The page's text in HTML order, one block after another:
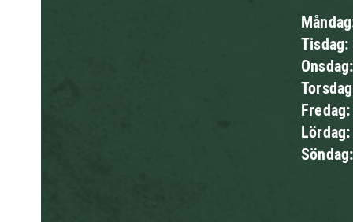
Tisdag: